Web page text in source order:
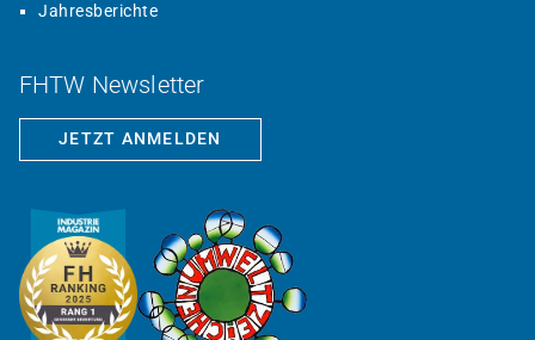
Jahresberichte
FHTW Newsletter
JETZT ANMELDEN